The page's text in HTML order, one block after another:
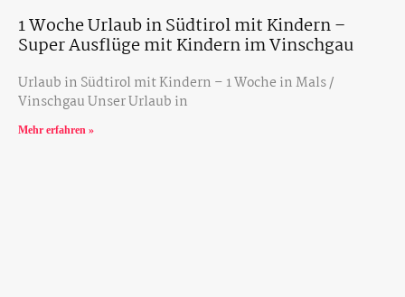
1 Woche Urlaub in Südtirol mit Kindern –
Super Ausflüge mit Kindern im Vinschgau
Urlaub in Südtirol mit Kindern – 1 Woche in Mals /
Vinschgau Unser Urlaub in
Mehr erfahren »